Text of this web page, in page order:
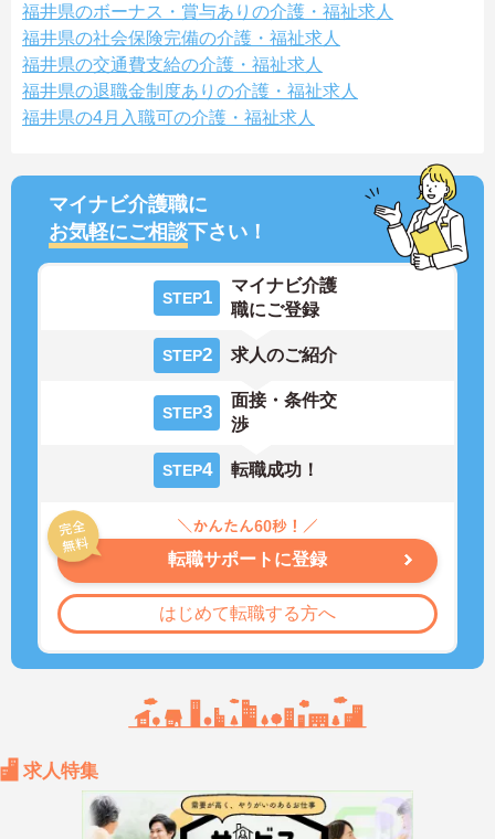
福井県のボーナス・賞与ありの介護・福祉求人
福井県の社会保険完備の介護・福祉求人
福井県の交通費支給の介護・福祉求人
福井県の退職金制度ありの介護・福祉求人
福井県の4月入職可の介護・福祉求人
マイナビ介護職に
お気軽にご相談下さい！
STEP1
マイナビ介護
職にご登録
STEP2 求人のご紹介
STEP3
面接・条件交
渉
STEP4 転職成功！
転職サポートに登録
はじめて転職する方へ
求人特集